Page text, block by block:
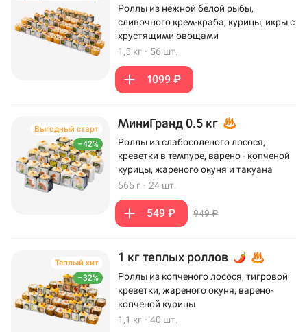
Роллы из нежной белой рыбы,
сливочного крем-краба, курицы, икры с
хрустящими овощами
1,5 кг · 56 шт.
1099 ₽
–42%
Выгодный старт МиниГранд 0.5 кг
Роллы из слабосоленого лосося,
креветки в темпуре, варено - копченой
курицы, жареного окуня и такуана
565 г · 24 шт.
549 ₽ 949 ₽
–32%
Теплый хит 1 кг теплых роллов
Роллы из копченого лосося, тигровой
креветки, жареного окуня, варено-
копченой курицы
1,1 кг · 40 шт.